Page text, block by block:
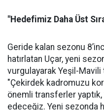
"Hedefimiz Daha Üst
Geride kalan sezonu
hatırlatan Uçar, yeni
vurgulayarak Yeşil-
"Çekirdek kadromuzu
önemli transferler
edeceğiz. Yeni sezonda